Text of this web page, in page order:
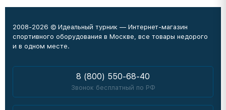
2008-2026 © Идеальный турник — Интернет-магазин
спортивного оборудования в Москве, все товары недорого
и в одном месте.
8 (800) 550-68-40
Звонок бесплатный по РФ